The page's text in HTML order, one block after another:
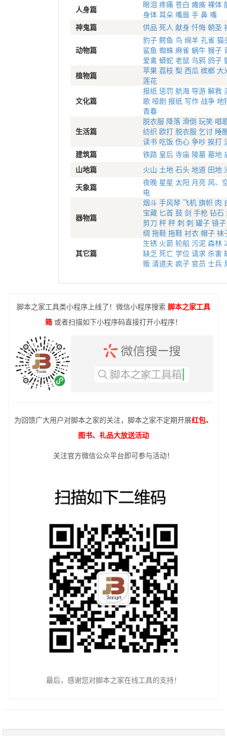
人身篇
眼泪 疼痛 苍白 瘫痪 裸体
身体 耳朵 嘴唇 手 鼻 嘴
神鬼篇
供品 死人 献身 忏悔 朝圣
动物篇
豹子 鳄鱼 鸟 绵羊 孔雀 猫
鲨鱼 蜘蛛 麻雀 蜗牛 猴子
爱禽 蟒蛇 老鼠 乌鸦 鸽子
植物篇
苹果 荔枝 梨 西瓜 槟榔 大
莲花
文化篇
报纸 惩罚 航海 导游 解救
歌 哑剧 报纸 写作 战争 地
青春
生活篇
脱衣服 降落 滑倒 玩笑 唱
纺织 欧打 脱衣服 乞讨 睡
读书 吃饭 伤心 争吵 挨打
建筑篇
铁路 皇后 寺庙 陵墓 墓地
山地篇
火山 土地 石头 地道 田地
天象篇
夜晚 星星 太阳 月亮 风、
电
器物篇
烟斗 手风琴 飞机 旗帜 肉
宝藏 匕首 鼓 剑 手枪 钻石
剪刀 秤 秤 刺 刺 罐子 镜子
绸 拖鞋 拖鞋 衬衣 帽子 袜
其它篇
生锈 火箭 轮船 污泥 森林
缺乏 死亡 学位 请求 杀害
贩 清道夫 疯子 官员 士兵
脚本之家工具类小程序上线了！微信小程序搜索 脚本之家工具
箱 或者扫描如下小程序码直接打开小程序！
为回馈广大用户对脚本之家的关注，脚本之家不定期开展红包、
图书、礼品大放送活动
关注官方微信公众平台即可参与活动！
最后，感谢您对脚本之家在线工具的支持！